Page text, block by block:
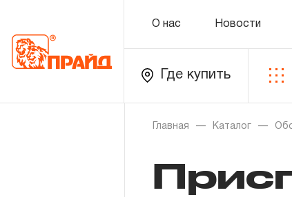
О нас Новости
Где купить
Каталог
Золотая лихорадка
Главная Каталог